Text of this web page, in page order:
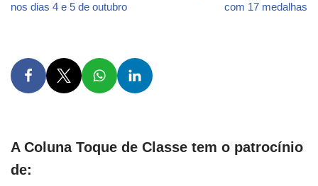
nos dias 4 e 5 de outubro
com 17 medalhas
A Coluna Toque de Classe tem o patrocínio
de: